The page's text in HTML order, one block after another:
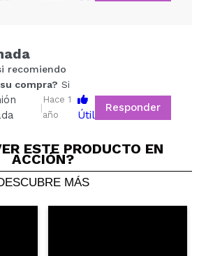
ser el primero. Imagínatelo...
su compra? Si No
5/5
ENVIAR
recomiendo
compra? Si
|
Hace 1
año
Útil
Responder
ESTE PRODUCTO EN
ACCIÓN?
MÁS